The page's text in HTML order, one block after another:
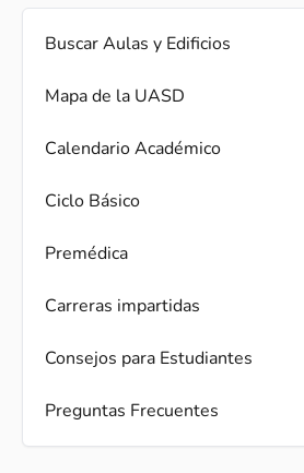
Buscar Aulas y Edificios
Mapa de la UASD
Calendario Académico
Ciclo Básico
Premédica
Carreras impartidas
Consejos para Estudiantes
Preguntas Frecuentes